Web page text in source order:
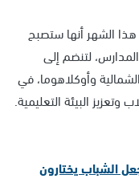
هذا الشهر أنها ستصبح
لتنضم إلى
وأوكلاهوما، في
البيئة التعليمية.
4 أسباب تجعل الشباب يختارون